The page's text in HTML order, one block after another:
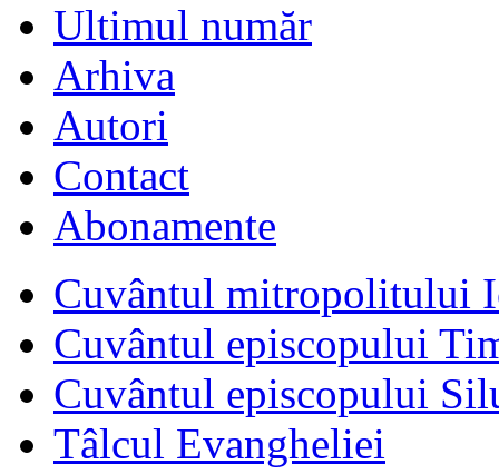
Ultimul număr
Arhiva
Autori
Contact
Abonamente
Cuvântul mitropolitului
Cuvântul episcopului
Cuvântul episcopului
Tâlcul Evangheliei